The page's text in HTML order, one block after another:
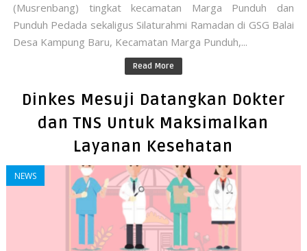
(Musrenbang) tingkat kecamatan Marga Punduh dan
Punduh Pedada sekaligus Silaturahmi Ramadan di GSG Balai
Desa Kampung Baru, Kecamatan Marga Punduh,...
Read More
Dinkes Mesuji Datangkan Dokter
dan TNS Untuk Maksimalkan
Layanan Kesehatan
NEWS